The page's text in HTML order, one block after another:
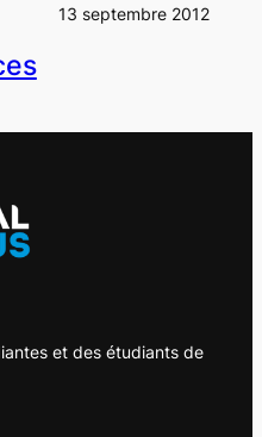
13 septembre 2012
et des étudiants de